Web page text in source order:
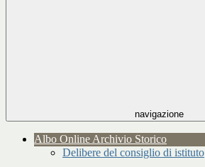
navigazione
Albo Online Archivio Storico
Delibere del consiglio di istituto